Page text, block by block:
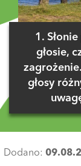
1.
głosie,
głosy
Dodano: